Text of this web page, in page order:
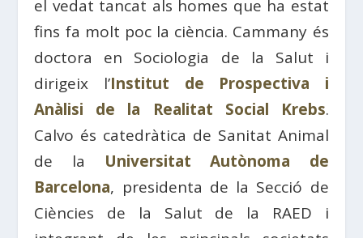
el vedat tancat als homes que ha estat
fins fa molt poc la ciència. Cammany és
doctora en Sociologia de la Salut i
dirigeix ​​l’Institut de Prospectiva i
Anàlisi de la Realitat Social Krebs.
Calvo és catedràtica de Sanitat Animal
de la Universitat Autònoma de
Barcelona, ​​presidenta de la Secció de
Ciències de la Salut de la RAED i